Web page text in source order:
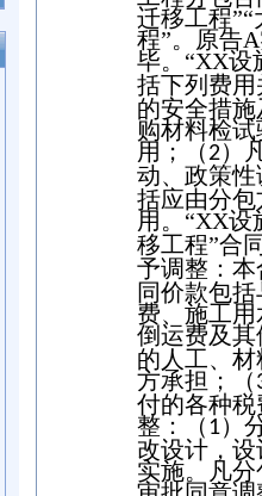
迁移工程
程”。原告A
毕。 “XX设
括下列费
的安全措
购材料检
用；（ 2）
动、政策
括应由分
用。“XX设
移工程”合
予调整：
同价款包
费、施工
倒运费及
的人工、
方承担；（
付的各种
整：（ 1）
改设计，
实施。凡